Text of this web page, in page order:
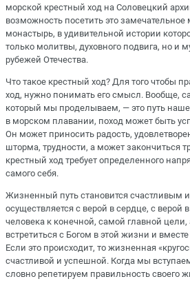
морской крестный ход на Соловецкий
возможность посетить это замечательное
монастырь, в удивительной истории
только молитвы, духовного подвига, но и
рубежей Отечества.
Что такое крестный ход? Для того чтобы
ход, нужно понимать его смысл. Вообще,
который мы проделываем, — это путь
в морском плавании, поход может быть
Он может приносить радость,
шторма, трудности, а может закончиться
крестный ход требует определенного
самого себя.
Жизненный путь становится счастливым
осуществляется с верой в сердце, с верой
человека к конечной, самой главной
встретиться с Богом в этой жизни и
Если это происходит, то жизненная
счастливой и успешной. Когда мы
словно репетируем правильность своего